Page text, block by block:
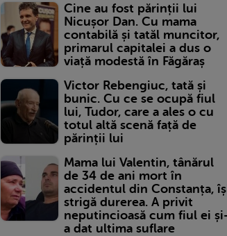
Cine au fost părinții lui
Nicușor Dan. Cu mama
contabilă și tatăl muncitor,
primarul capitalei a dus o
viață modestă în Făgăraș
Victor Rebengiuc, tată și
bunic. Cu ce se ocupă fiul
lui, Tudor, care a ales o cu
totul altă scenă față de
părinții lui
Mama lui Valentin, tânărul
de 34 de ani mort în
accidentul din Constanța,
strigă durerea. A privit
neputincioasă cum fiul ei
a dat ultima suflare